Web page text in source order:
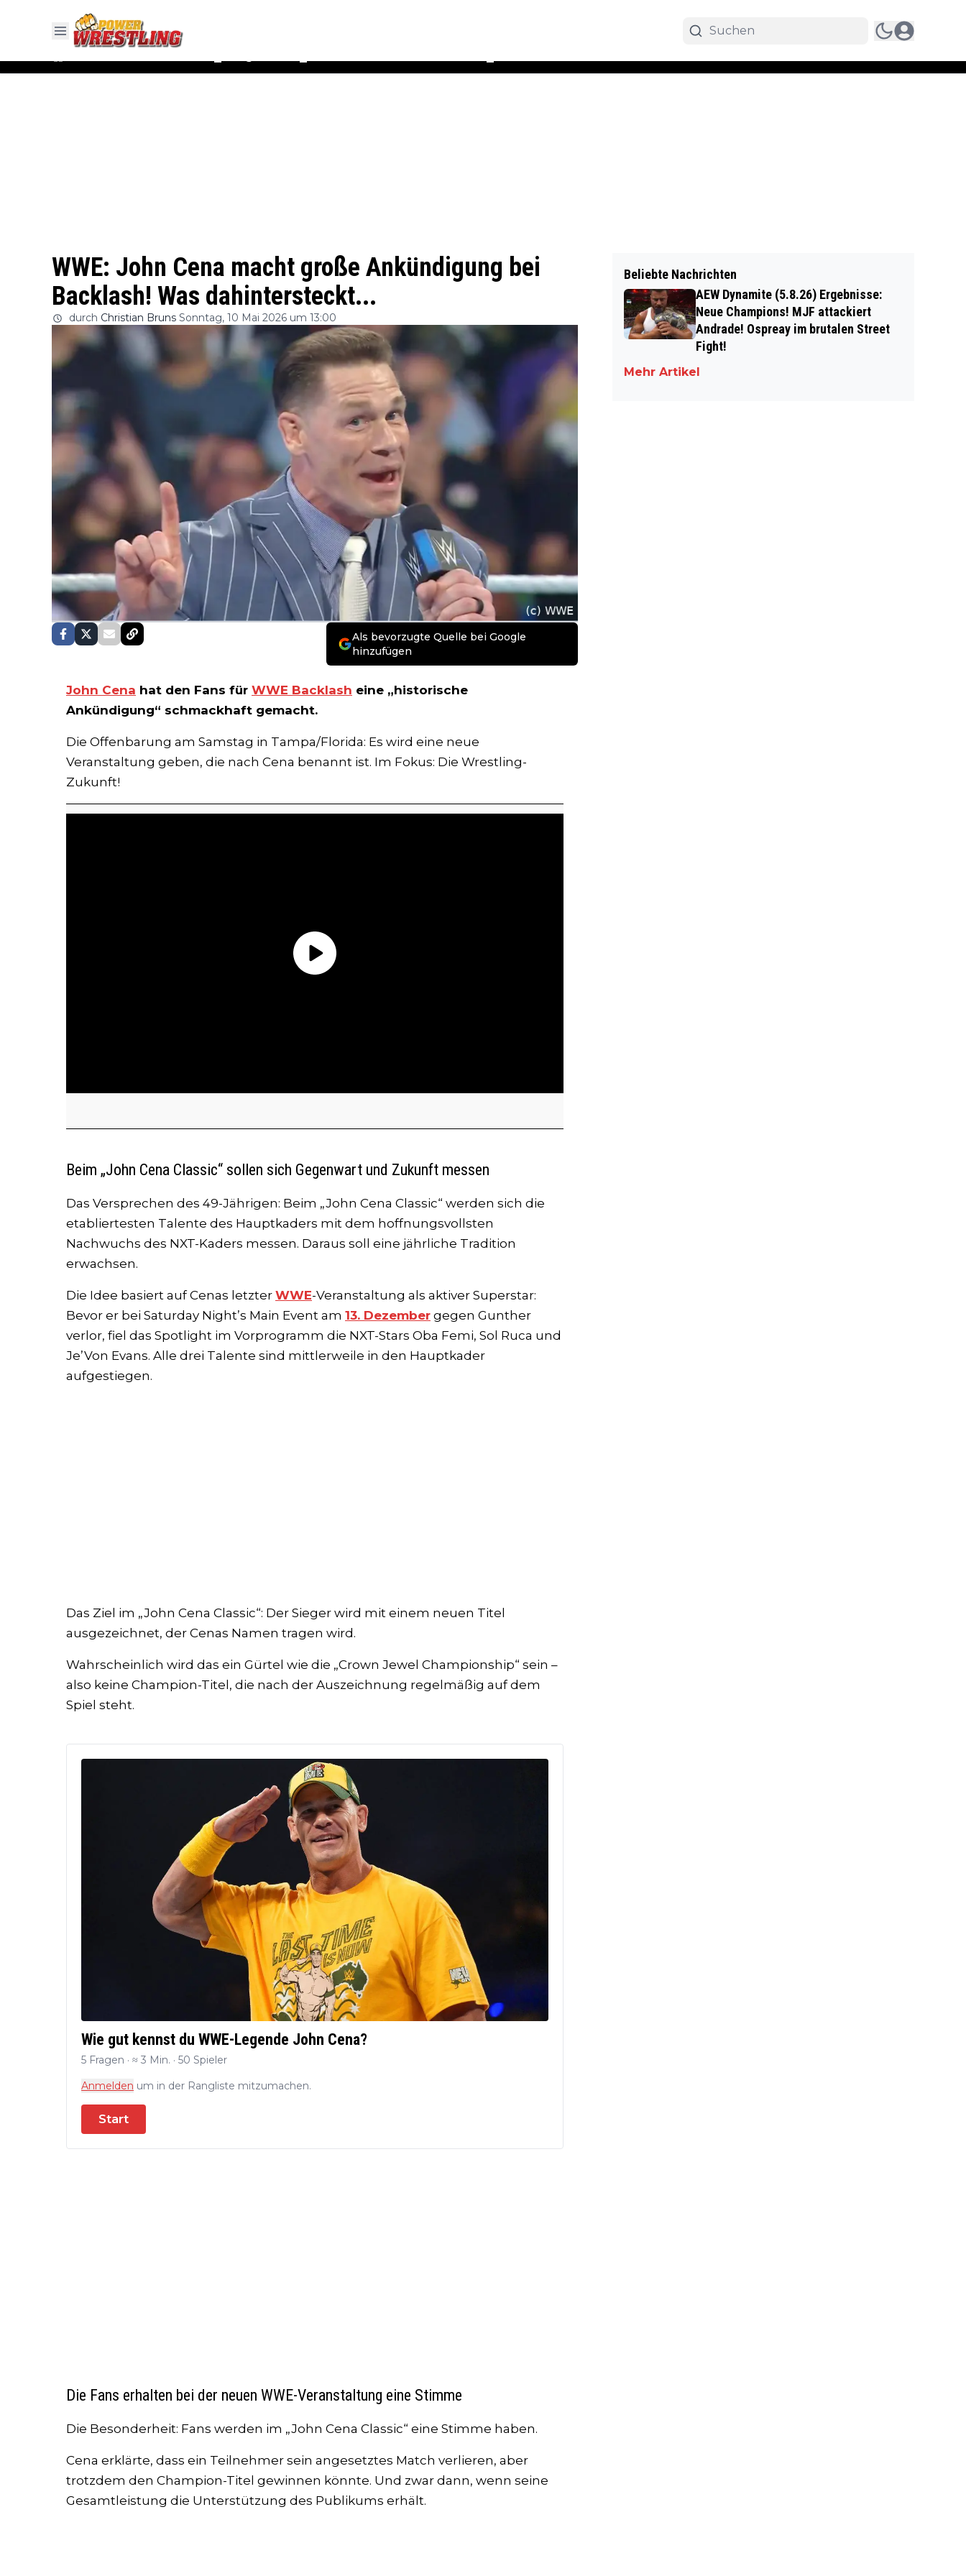
WWE: John Cena macht große Ankündigung bei
Backlash! Was dahintersteckt...
durch Christian Bruns Sonntag, 10 Mai 2026 um 13:00
Als bevorzugte Quelle bei Google
hinzufügen
John Cena hat den Fans für WWE Backlash eine „historische
Ankündigung“ schmackhaft gemacht.
Die Offenbarung am Samstag in Tampa/Florida: Es wird eine neue
Veranstaltung geben, die nach Cena benannt ist. Im Fokus: Die Wrestling-
Zukunft!
Beim „John Cena Classic“ sollen sich Gegenwart und Zukunft messen
Das Versprechen des 49-Jährigen: Beim „John Cena Classic“ werden sich die
etabliertesten Talente des Hauptkaders mit dem hoffnungsvollsten
Nachwuchs des NXT-Kaders messen. Daraus soll eine jährliche Tradition
erwachsen.
Die Idee basiert auf Cenas letzter WWE-Veranstaltung als aktiver Superstar:
Bevor er bei Saturday Night’s Main Event am 13. Dezember gegen Gunther
verlor, fiel das Spotlight im Vorprogramm die NXT-Stars Oba Femi, Sol Ruca und
Je’Von Evans. Alle drei Talente sind mittlerweile in den Hauptkader
aufgestiegen.
Das Ziel im „John Cena Classic“: Der Sieger wird mit einem neuen Titel
ausgezeichnet, der Cenas Namen tragen wird.
Wahrscheinlich wird das ein Gürtel wie die „Crown Jewel Championship“ sein –
also keine Champion-Titel, die nach der Auszeichnung regelmäßig auf dem
Spiel steht.
Wie gut kennst du WWE-Legende John Cena?
5 Fragen · ≈ 3 Min. · 50 Spieler
Anmelden um in der Rangliste mitzumachen.
Start
Die Fans erhalten bei der neuen WWE-Veranstaltung eine Stimme
Die Besonderheit: Fans werden im „John Cena Classic“ eine Stimme haben.
Cena erklärte, dass ein Teilnehmer sein angesetztes Match verlieren, aber
trotzdem den Champion-Titel gewinnen könnte. Und zwar dann, wenn seine
Gesamtleistung die Unterstützung des Publikums erhält.
Beliebte Nachrichten
AEW Dynamite (5.8.26) Ergebnisse:
Neue Champions! MJF attackiert
Andrade! Ospreay im brutalen Street
Fight!
Mehr Artikel